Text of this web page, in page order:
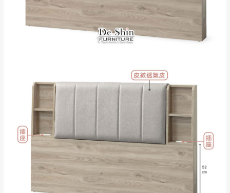
區、北投湖山路、
深坑山區
$ 9,000以上：免
＊A108產品另收運費
苗栗
$ 9,000以下：
NT$500元
＊A108產品另收運費
卓蘭鎮、三灣、通
霄山區、西湖、泰
安鄉、大湖鄉、頭
屋、獅潭鄉
配送天數：5~14天
保護物流人員的工作安全，賣家無提供吊掛
服務，若需以吊車或其他的吊掛方式吊運，
費用將由買方自行支付。
機當天到貨前皆會再與您通知，讓你不用整
天在家等貨，以節省您的寶貴時間。
由於百貨公司配送較為不易，故暫無法配送
至百貨公司內部。
發票寄送：
若您選擇三聯式或索取兩聯式發票，發票將於商品
完成出貨15個工作天另行寄出，另外約加上2~7個
工作天內送達，如遇國定假日將順延寄送。